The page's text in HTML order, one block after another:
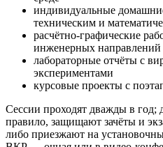
индивидуальные
техническим и
расчётно-графические
инженерных направлений
лабораторные отчёты с
экспериментами
курсовые проекты с
Сессии проходят дважды в год;
правило, защищают зачёты и
либо приезжают на